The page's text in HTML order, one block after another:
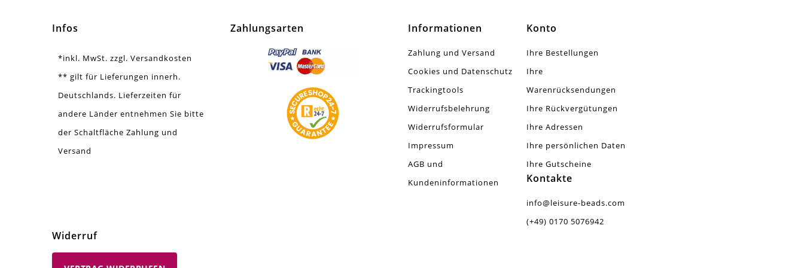
Infos
*inkl. MwSt. zzgl. Versandkosten
** gilt für Lieferungen innerh.
Deutschlands. Lieferzeiten für
andere Länder entnehmen Sie bitte
der Schaltfläche Zahlung und
Versand
Zahlungsarten Informationen
Zahlung und Versand
Cookies und Datenschutz
Trackingtools
Widerrufsbelehrung
Widerrufsformular
Impressum
AGB und
Kundeninformationen
Konto
Ihre Bestellungen
Ihre
Warenrücksendungen
Ihre Rückvergütungen
Ihre Adressen
Ihre persönlichen Daten
Ihre Gutscheine
Kontakte
info@leisure-beads.com
(+49) 0170 5076942
Widerruf